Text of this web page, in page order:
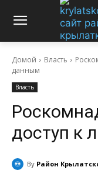
Домой Власть
данным
Власть
доступ к
By Район